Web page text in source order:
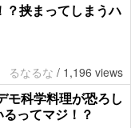
？挟まってしまうハ
るなるな / 1,196 views
モ科学料理が恐ろし
ってマジ！？